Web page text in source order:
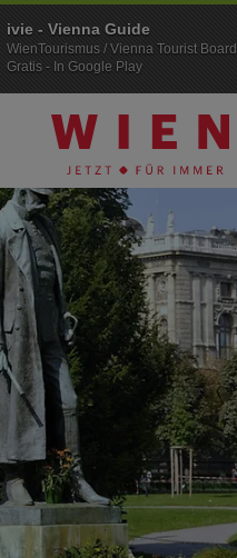
ivie - Vienna Guide
WienTourismus / Vienna Tourist Board
Gratis - In Google Play